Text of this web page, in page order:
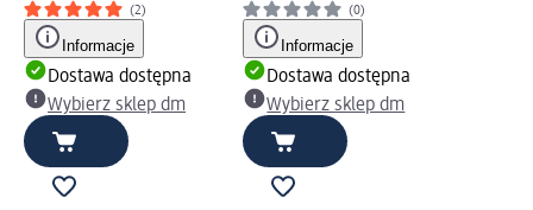
(2)
Informacje
Dostawa dostępna
Wybierz sklep dm
(0)
Informacje
Dostawa dostępna
Wybierz sklep dm